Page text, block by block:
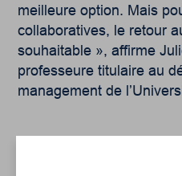
meilleure option. Mais
collaboratives, le retour
souhaitable », affirme
professeure titulaire au
management de